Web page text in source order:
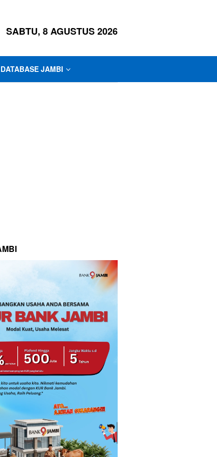
SABTU, 8 AGUSTUS 2026
DATABASE JAMBI